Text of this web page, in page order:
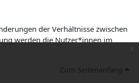
der Verhältnisse zwischen
werden die Nutzer*innen im
Zum Seitenanfang